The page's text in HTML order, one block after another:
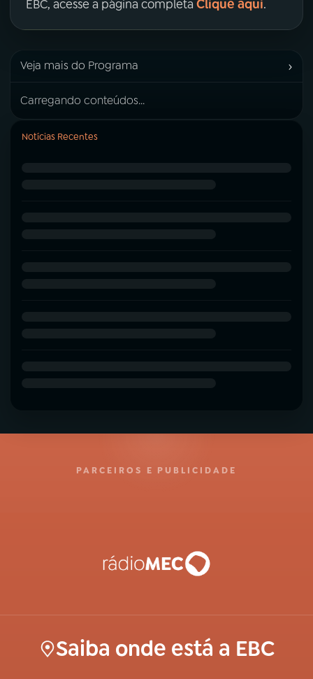
EBC, acesse a página completa Clique aqui.
Veja mais do Programa ›
Carregando conteúdos...
Notícias Recentes
PARCEIROS E PUBLICIDADE
Saiba onde está a EBC